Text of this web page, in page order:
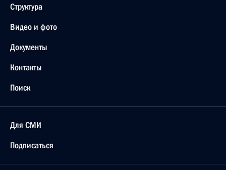
Структура
Видео и фото
Документы
Контакты
Поиск
Для СМИ
Подписаться